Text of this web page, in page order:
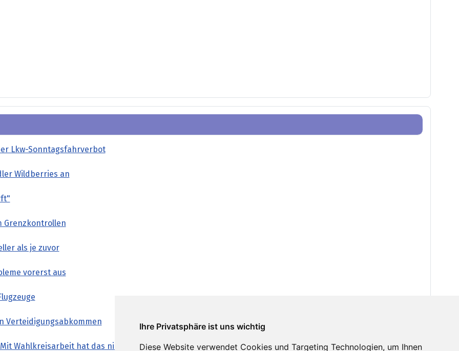
Ihre Privatsphäre ist uns wichtig
Diese Website verwendet Cookies und Targeting Technologien, um Ihnen
Lkw-Sonntagsfahrverbot
Wildberries an
Grenzkontrollen
als je zuvor
vorerst aus
Verteidigungsabkommen
Wahlkreisarbeit hat das nichts zu tun"